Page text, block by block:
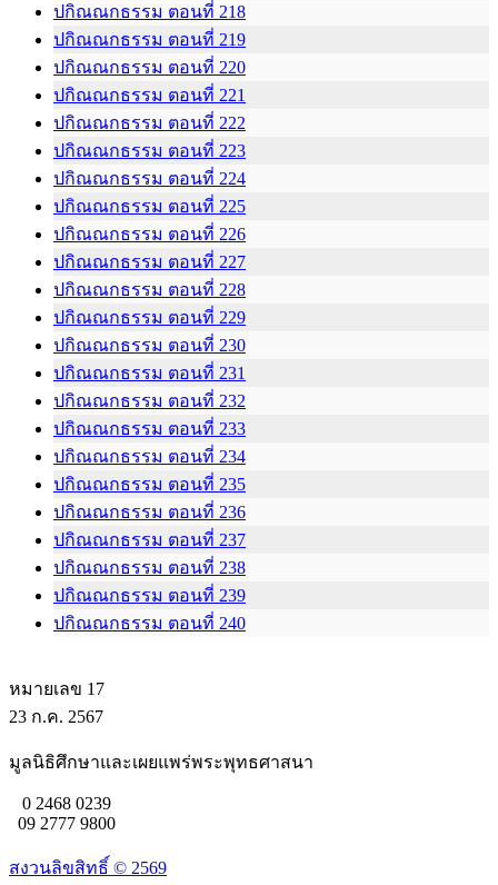
ปกิณณกธรรม ตอนที่ 218
ปกิณณกธรรม ตอนที่ 219
ปกิณณกธรรม ตอนที่ 220
ปกิณณกธรรม ตอนที่ 221
ปกิณณกธรรม ตอนที่ 222
ปกิณณกธรรม ตอนที่ 223
ปกิณณกธรรม ตอนที่ 224
ปกิณณกธรรม ตอนที่ 225
ปกิณณกธรรม ตอนที่ 226
ปกิณณกธรรม ตอนที่ 227
ปกิณณกธรรม ตอนที่ 228
ปกิณณกธรรม ตอนที่ 229
ปกิณณกธรรม ตอนที่ 230
ปกิณณกธรรม ตอนที่ 231
ปกิณณกธรรม ตอนที่ 232
ปกิณณกธรรม ตอนที่ 233
ปกิณณกธรรม ตอนที่ 234
ปกิณณกธรรม ตอนที่ 235
ปกิณณกธรรม ตอนที่ 236
ปกิณณกธรรม ตอนที่ 237
ปกิณณกธรรม ตอนที่ 238
ปกิณณกธรรม ตอนที่ 239
ปกิณณกธรรม ตอนที่ 240
หมายเลข 17
23 ก.ค. 2567
มูลนิธิศึกษาและเผยแพร่พระพุทธศาสนา
0 2468 0239
09 2777 9800
สงวนลิขสิทธิ์ © 2569